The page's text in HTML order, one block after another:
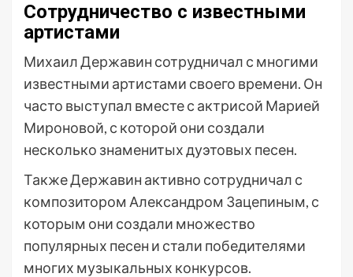
Сотрудничество с известными
артистами
Михаил Державин сотрудничал с многими
известными артистами своего времени. Он
часто выступал вместе с актрисой Марией
Мироновой, с которой они создали
несколько знаменитых дуэтовых песен.
Также Державин активно сотрудничал с
композитором Александром Зацепиным, с
которым они создали множество
популярных песен и стали победителями
многих музыкальных конкурсов.